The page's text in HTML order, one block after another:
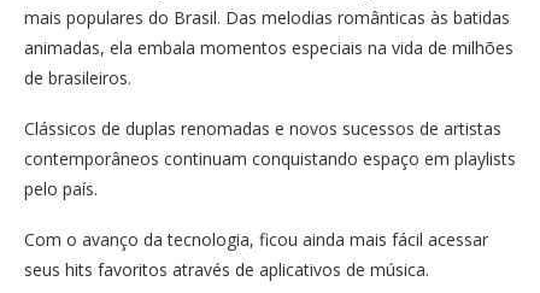
mais populares do Brasil. Das melodias românticas às batidas
animadas, ela embala momentos especiais na vida de milhões
de brasileiros.
Clássicos de duplas renomadas e novos sucessos de artistas
contemporâneos continuam conquistando espaço em playlists
pelo país.
Com o avanço da tecnologia, ficou ainda mais fácil acessar
seus hits favoritos através de aplicativos de música.